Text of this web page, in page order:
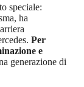
speciale:
ha
Per
e
generazione di